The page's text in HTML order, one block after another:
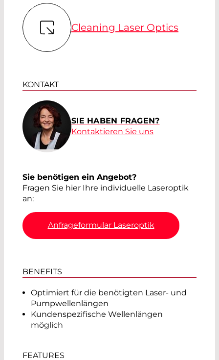
Cleaning Laser Optics
KONTAKT
SIE HABEN FRAGEN?
Kontaktieren Sie uns
Sie benötigen ein Angebot?
Fragen Sie hier Ihre individuelle Laseroptik
an:
Anfrageformular Laseroptik
BENEFITS
Optimiert für die benötigten Laser- und
Pumpwellenlängen
Kundenspezifische Wellenlängen
möglich
FEATURES